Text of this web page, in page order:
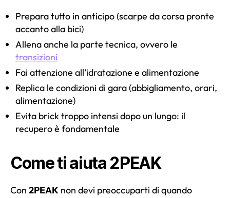
Prepara tutto in anticipo (scarpe da corsa pronte
accanto alla bici)
Allena anche la parte tecnica, ovvero le
transizioni
Fai attenzione all’idratazione e alimentazione
Replica le condizioni di gara (abbigliamento, orari,
alimentazione)
Evita brick troppo intensi dopo un lungo: il
recupero è fondamentale
Come ti aiuta 2PEAK
Con 2PEAK non devi preoccuparti di quando